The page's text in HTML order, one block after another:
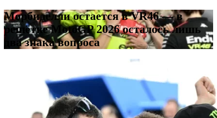
Морбиделли остается в VR46 — в
решётке MotoGP 2026 осталось лишь
два знака вопроса